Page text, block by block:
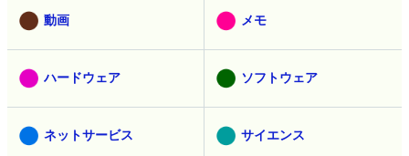
動画 メモ
ハードウェア ソフトウェア
ネットサービス サイエンス